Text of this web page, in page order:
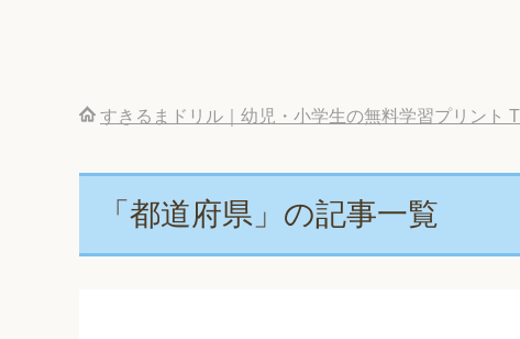
すきるまドリル｜幼児・小学生の無料学習プリント
「都道府県」の記事一覧